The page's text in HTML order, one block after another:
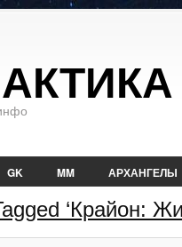
GK MM АРХАНГЕЛЫ
‘Крайон: